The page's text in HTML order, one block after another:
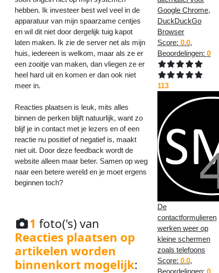
hebben. Ik investeer best wel veel in de
apparatuur van mijn spaarzame centjes
en wil dit niet door dergelijk tuig kapot
laten maken. Ik zie de server net als mijn
huis, iedereen is welkom, maar als ze er
een zooitje van maken, dan vliegen ze er
heel hard uit en komen er dan ook niet
meer in.
Reacties plaatsen is leuk, mits alles
binnen de perken blijft natuurlijk, want zo
blijf je in contact met je lezers en of een
reactie nu positief of negatief is, maakt
niet uit. Door deze feedback wordt de
website alleen maar beter. Samen op weg
naar een betere wereld en je moet ergens
beginnen toch?
1 foto('s) van
Reacties plaatsen op
artikelen worden
binnenkort mogelijk:
Google Chrome,
DuckDuckGo
Browser
Score: 0.0,
Beoordelingen: 0
113
De
contactformulieren
werken weer op
kleine schermen
zoals telefoons
Score: 0.0,
Beoordelingen: 0